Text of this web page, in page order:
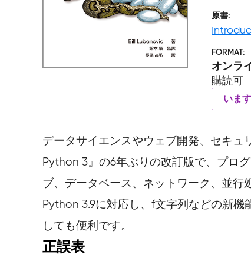
原書
FORMAT
オンラ
購読可
いま
データサイエンスやウェブ開発、セキ
Python 3』の6年ぶりの改訂版で、プロ
ブ、データベース、ネットワーク、並行
Python 3.9に対応し、f文字列などの新
しても便利です。
正誤表